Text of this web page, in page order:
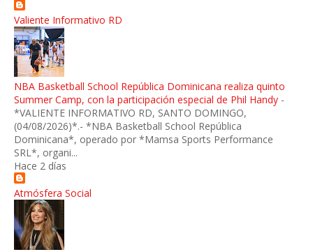
Valiente Informativo RD
NBA Basketball School República Dominicana realiza quinto
Summer Camp, con la participación especial de Phil Handy -
*VALIENTE INFORMATIVO RD, SANTO DOMINGO,
(04/08/2026)*.- *NBA Basketball School República
Dominicana*, operado por *Mamsa Sports Performance
SRL*, organi...
Hace 2 días
Atmósfera Social